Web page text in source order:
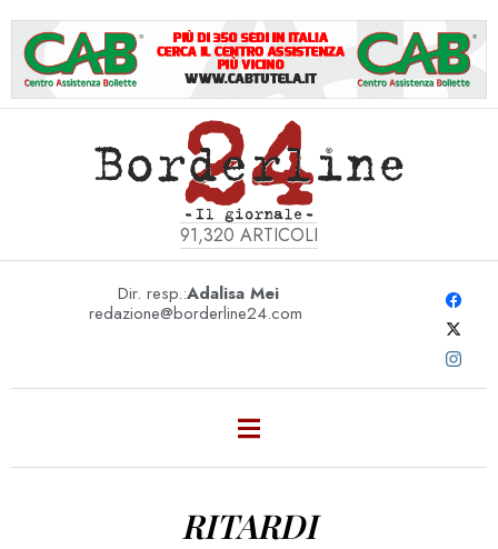
91,320 ARTICOLI
Dir. resp.:Adalisa Mei
redazione@borderline24.com
RITARDI